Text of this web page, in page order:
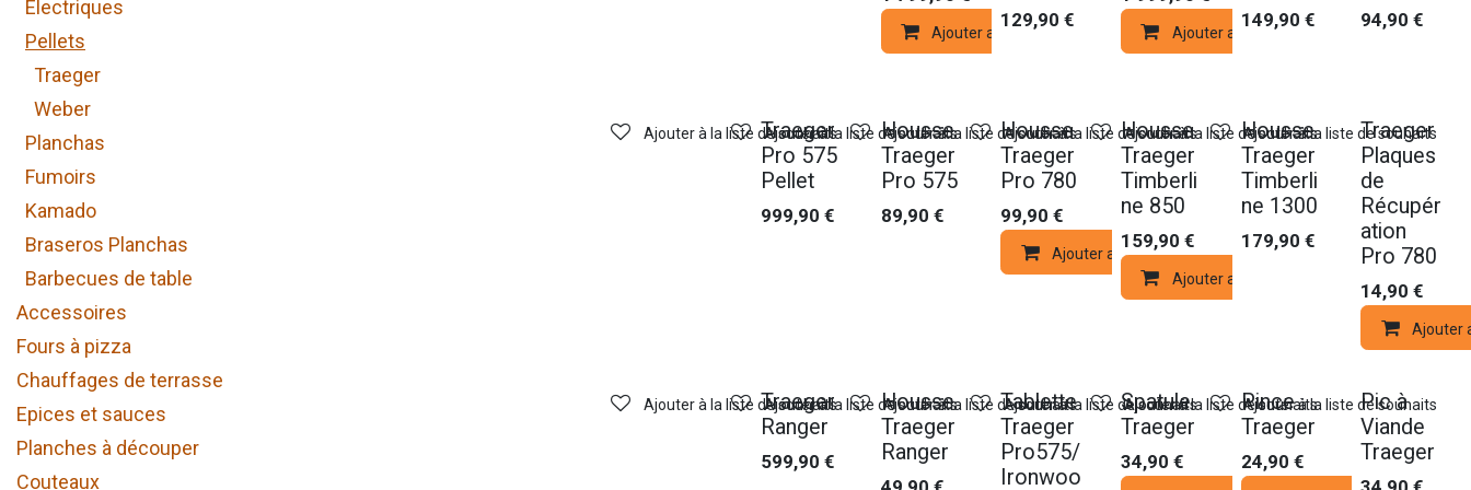
Electriques
Pellets
Traeger
Weber
Planchas
Fumoirs
Kamado
Braseros Planchas
Barbecues de table
Accessoires
Fours à pizza
Chauffages de terrasse
Epices et sauces
Planches à découper
Couteaux
Ajouter au panier
129,90 €
Ajouter au panier
149,90 € 94,90 €
Traeger
Pro 575
Pellet
999,90 €
Ajouter à la liste de souhaits
Housse
Traeger
Pro 575
89,90 €
Ajouter à la liste de souhaits
Housse
Traeger
Pro 780
99,90 €
Ajouter au panier
Ajouter à la liste de souhaits
Housse
Traeger
Timberli
ne 850
159,90 €
Ajouter au panier
Ajouter à la liste de souhaits
Housse
Traeger
Timberli
ne 1300
179,90 €
Ajouter à la liste de souhaits Nouveau !
Traeger
Plaques
de
Récupér
ation
Pro 780
14,90 €
Ajouter
Ajouter à la liste de souhaits
Traeger
Ranger
599,90 €
Ajouter à la liste de souhaits
Housse
Traeger
Ranger
Ajouter à la liste de souhaits Nouveau !
Tablette
Traeger
Pro575/
Ironwoo
Ajouter à la liste de souhaits Nouveau !
Spatule
Traeger
34,90 €
Ajouter à la liste de souhaits Nouveau !
Pince
Traeger
24,90 €
Ajouter à la liste de souhaits Nouveau !
Pic à
Viande
Traeger
Ajouter à la liste de souhaits